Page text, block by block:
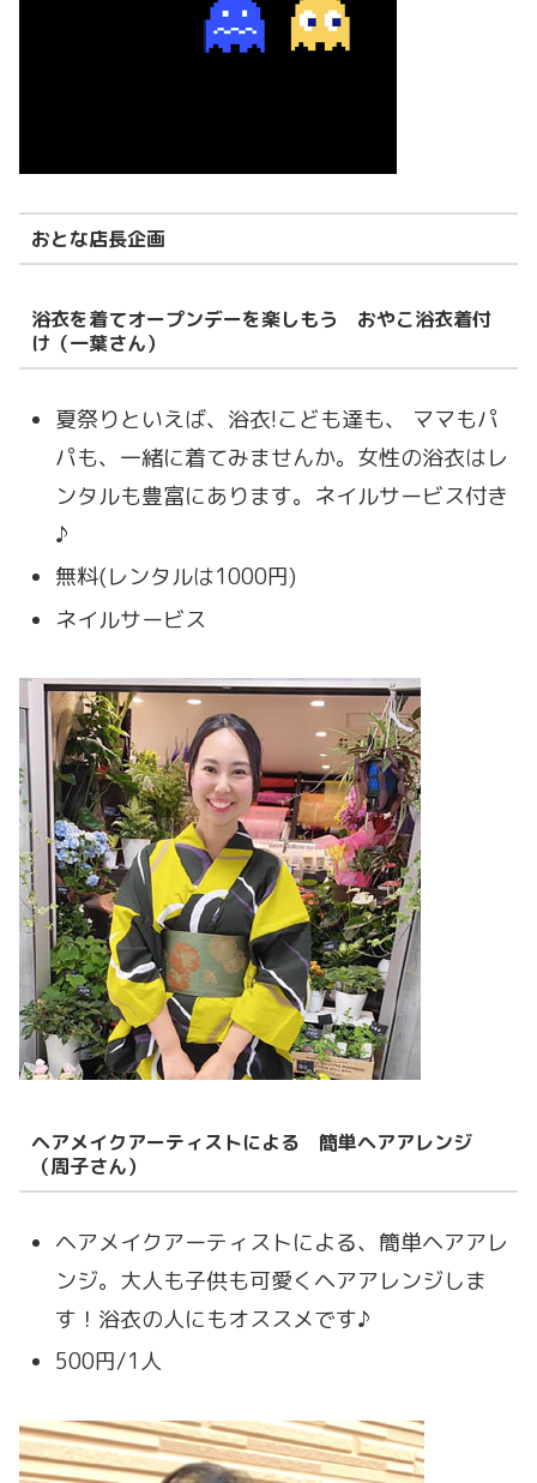
おとな店⻑企画
浴衣を着てオープンデーを楽しもう おやこ浴衣着付
け（一葉さん）
夏祭りといえば、浴衣!こども達も、 ママもパ
パも、一緒に着てみませんか。女性の浴衣はレ
ンタルも豊富にあります。ネイルサービス付き
♪
無料(レンタルは1000円)
ネイルサービス
ヘアメイクアーティストによる 簡単ヘアアレンジ
（周子さん）
ヘアメイクアーティストによる、簡単ヘアアレ
ンジ。大人も子供も可愛くヘアアレンジしま
す！浴衣の人にもオススメです♪
500円/1人